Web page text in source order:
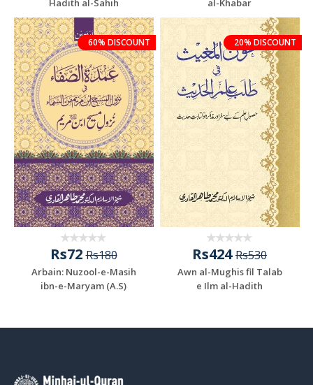
60% DISCOUNT
Rs72Rs180
Arbain: Nuzool-e-Masih
ibn-e-Maryam (A.S)
20% DISCOUNT
Rs424Rs530
Awn al-Mughis fil Talab
e Ilm al-Hadith